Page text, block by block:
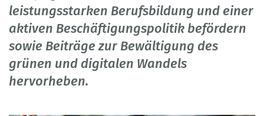
leistungsstarken Berufsbildung und einer
aktiven Beschäftigungspolitik befördern
sowie Beiträge zur Bewältigung des
grünen und digitalen Wandels
hervorheben.